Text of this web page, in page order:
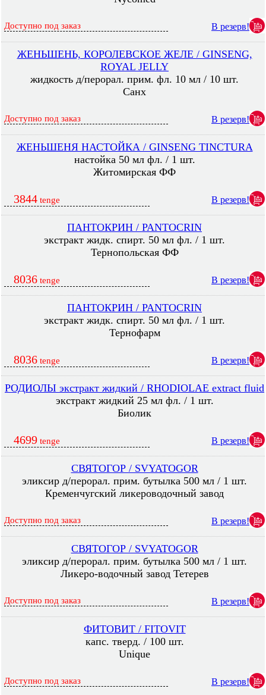
Доступно под заказ В резерв!
ЖЕНЬШЕНЬ, КОРОЛЕВСКОЕ ЖЕЛЕ / GINSENG,
ROYAL JELLY
жидкость д/перорал. прим. фл. 10 мл / 10 шт.
Санх
Доступно под заказ В резерв!
ЖЕНЬШЕНЯ НАСТОЙКА / GINSENG TINCTURA
настойка 50 мл фл. / 1 шт.
Житомирская ФФ
3844 tenge В резерв!
ПАНТОКРИН / PANTOCRIN
экстракт жидк. спирт. 50 мл фл. / 1 шт.
Тернопольская ФФ
8036 tenge В резерв!
ПАНТОКРИН / PANTOCRIN
экстракт жидк. спирт. 50 мл фл. / 1 шт.
Тернофарм
8036 tenge В резерв!
РОДИОЛЫ экстракт жидкий / RHODIOLAE extract fluid
экстракт жидкий 25 мл фл. / 1 шт.
Биолик
4699 tenge В резерв!
СВЯТОГОР / SVYATOGOR
эликсир д/перорал. прим. бутылка 500 мл / 1 шт.
Кременчугский ликероводочный завод
Доступно под заказ В резерв!
СВЯТОГОР / SVYATOGOR
эликсир д/перорал. прим. бутылка 500 мл / 1 шт.
Ликеро-водочный завод Тетерев
Доступно под заказ В резерв!
ФИТОВИТ / FITOVIT
капс. тверд. / 100 шт.
Unique
Доступно под заказ В резерв!